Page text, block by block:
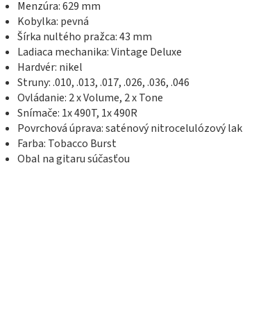
Menzúra: 629 mm
Kobylka: pevná
Šírka nultého pražca: 43 mm
Ladiaca mechanika:Vintage Deluxe
Hardvér: nikel
Struny:.010, .013, .017, .026, .036, .046
Ovládanie: 2 x Volume, 2 x Tone
Snímače: 1x 490T, 1x 490R
Povrchová úprava: saténový nitrocelulózový lak
Farba: Tobacco Burst
Obal na gitaru súčasťou